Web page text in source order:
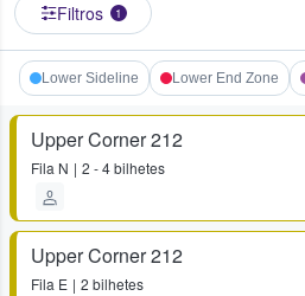
Filtros 1
Lower Sideline Lower End Zone
Upper Corner 212
Fila N 2 - 4 bilhetes
Upper Corner 212
Fila E 2 bilhetes